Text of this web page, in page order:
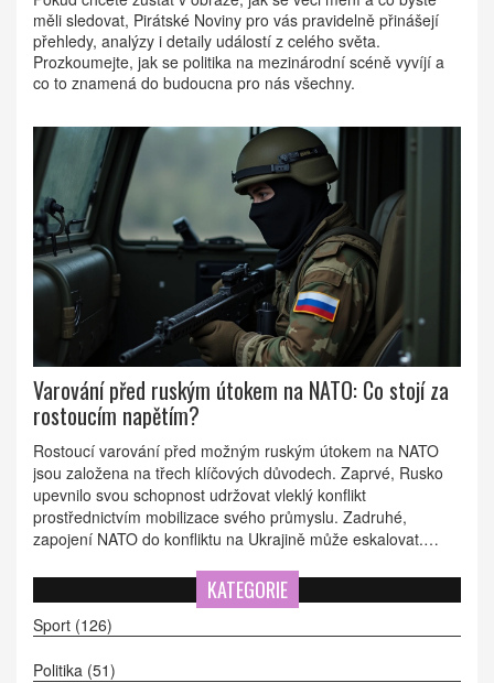
měli sledovat, Pirátské Noviny pro vás pravidelně přinášejí
přehledy, analýzy i detaily událostí z celého světa.
Prozkoumejte, jak se politika na mezinárodní scéně vyvíjí a
co to znamená do budoucna pro nás všechny.
Varování před ruským útokem na NATO: Co stojí za
rostoucím napětím?
Rostoucí varování před možným ruským útokem na NATO
jsou založena na třech klíčových důvodech. Zaprvé, Rusko
upevnilo svou schopnost udržovat vleklý konflikt
prostřednictvím mobilizace svého průmyslu. Zadruhé,
zapojení NATO do konfliktu na Ukrajině může eskalovat.
ruskému útoku.
KATEGORIE
Sport (126)
Politika (51)